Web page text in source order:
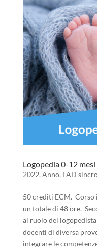
Logopedia 0-12 mesi
2022, Anno, FAD
50 crediti ECM. Corso
un totale di 48 ore.
al ruolo del
docenti di diversa
integrare le